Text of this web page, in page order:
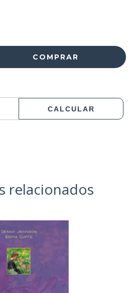
CALCULAR
relacionados